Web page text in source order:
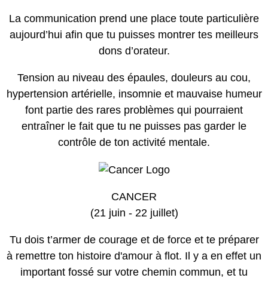
La communication prend une place toute particulière
aujourd’hui afin que tu puisses montrer tes meilleurs
dons d’orateur.
Tension au niveau des épaules, douleurs au cou,
hypertension artérielle, insomnie et mauvaise humeur
font partie des rares problèmes qui pourraient
entraîner le fait que tu ne puisses pas garder le
contrôle de ton activité mentale.
CANCER
(21 juin - 22 juillet)
Tu dois t’armer de courage et de force et te préparer
à remettre ton histoire d'amour à flot. Il y a en effet un
important fossé sur votre chemin commun, et tu